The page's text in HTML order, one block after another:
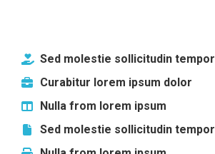
Sed molestie sollicitudin tempor
Curabitur lorem ipsum dolor
Nulla from lorem ipsum
Sed molestie sollicitudin tempor